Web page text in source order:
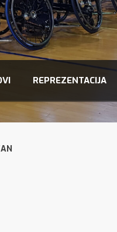
REPREZENTACIJA